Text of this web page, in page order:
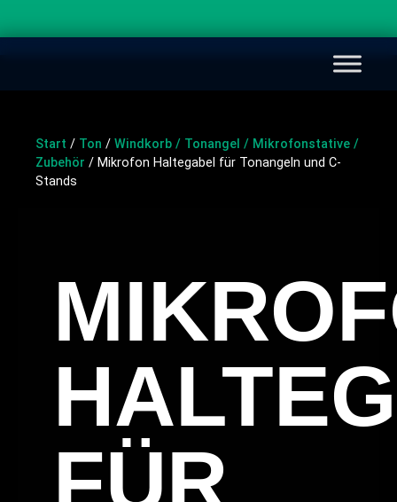
Start / Ton / Windkorb / Tonangel / Mikrofonstative /
Zubehör / Mikrofon Haltegabel für Tonangeln und C-
Stands
FÜR